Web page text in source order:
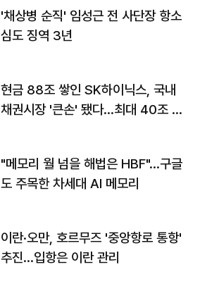
'채상병 순직' 임성근 전 사단장 항소
심도 징역 3년
현금 88조 쌓인 SK하이닉스, 국내
채권시장 '큰손' 됐다…최대 40조 투
"메모리 월 넘을 해법은 HBF"…구글
도 주목한 차세대 AI 메모리
이란·오만, 호르무즈 '중앙항로 통항'
추진…입항은 이란 관리